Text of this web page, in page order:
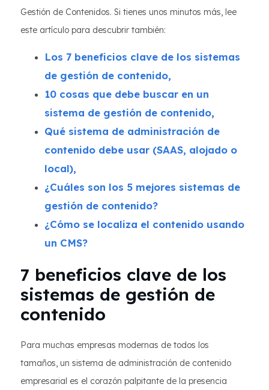
Gestión de Contenidos. Si tienes unos minutos más, lee
este artículo para descubrir también:
Los 7 beneficios clave de los sistemas
de gestión de contenido,
10 cosas que debe buscar en un
sistema de gestión de contenido,
Qué sistema de administración de
contenido debe usar (SAAS, alojado o
local),
¿Cuáles son los 5 mejores sistemas de
gestión de contenido?
¿Cómo se localiza el contenido usando
un CMS?
7 beneficios clave de los
sistemas de gestión de
contenido
Para muchas empresas modernas de todos los
tamaños, un sistema de administración de contenido
empresarial es el corazón palpitante de la presencia